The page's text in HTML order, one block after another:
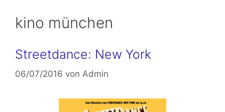
kino münchen
Streetdance: New York
06/07/2016 von Admin